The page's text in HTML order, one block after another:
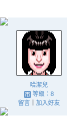
哈潔兒
等級：8
留言｜ 加入好友